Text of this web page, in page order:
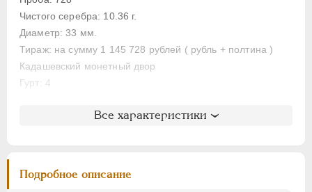
Чистого серебра: 10.36 г.
Диаметр: 33 мм.
Тираж: на сумму 1 145 728 рублей ( рубль + полтина )
Кадашевский монетный двор
Гурт: 4
Литература и редкость
Уздеников: 0687
Все характеристики
Подробное описание
НИКОЛАЙ I
АЛЕКСАНДР II 1855-1881
АЛЕКСАНДР III
НИКОЛАЙ II 1894-1917
ВРЕМЕННОЕ ПРАВ.